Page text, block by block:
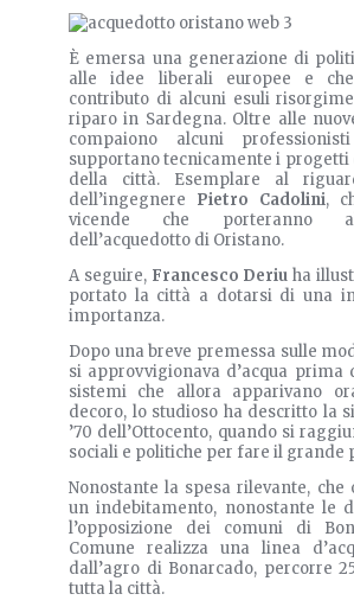
È emersa una generazione di
alle idee liberali europee e
contributo di alcuni esuli
riparo in Sardegna. Oltre alle
compaiono alcuni
supportano tecnicamente i
della città. Esemplare al
dell’ingegnere Pietro Cadolini,
vicende che porteranno
dell’acquedotto di Oristano.
A seguire, Francesco Deriu ha
portato la città a dotarsi di una
importanza.
Dopo una breve premessa sulle
si approvvigionava d’acqua prima
sistemi che allora apparivano
decoro, lo studioso ha descritto la
’70 dell’Ottocento, quando si
sociali e politiche per fare il grande
Nonostante la spesa rilevante,
un indebitamento, nonostante le
l’opposizione dei comuni di
Comune realizza una linea
dall’agro di Bonarcado, percorre
tutta la città.